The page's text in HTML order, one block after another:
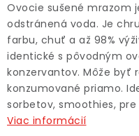
Ovocie sušené mrazom
odstránená voda. Je
farbu, chuť a až 98%
identické s pôvodným
konzervantov. Môže byť
konzumované priamo.
sorbetov, smoothies,
Viac informácií